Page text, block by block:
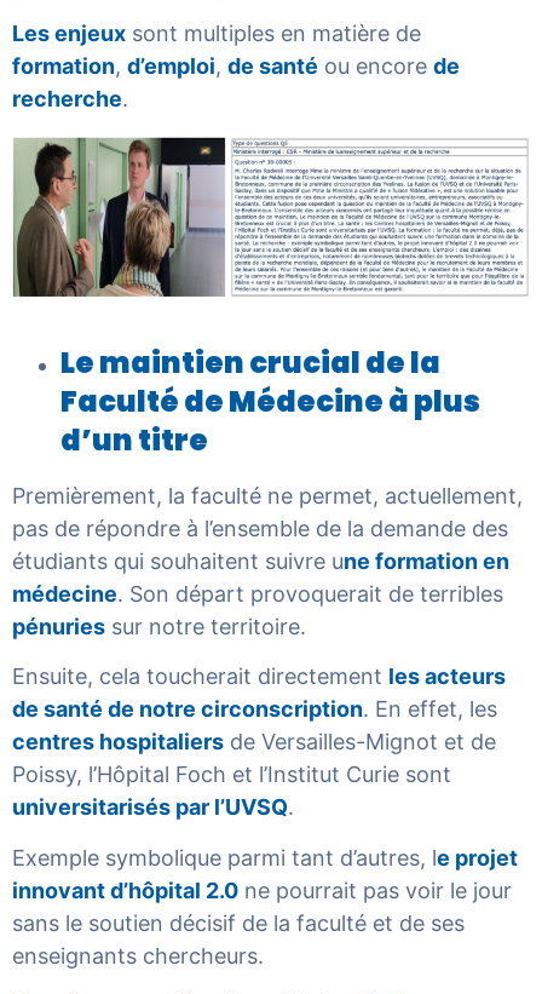
Les enjeux sont multiples en matière de
formation, d’emploi, de santé ou encore de
recherche.
Le maintien crucial de la
Faculté de Médecine à plus
d’un titre
Premièrement, la faculté ne permet, actuellement,
pas de répondre à l’ensemble de la demande des
étudiants qui souhaitent suivre une formation en
médecine. Son départ provoquerait de terribles
pénuries sur notre territoire.
Ensuite, cela toucherait directement les acteurs
de santé de notre circonscription. En effet, les
centres hospitaliers de Versailles-Mignot et de
Poissy, l’Hôpital Foch et l’Institut Curie sont
universitarisés par l’UVSQ.
Exemple symbolique parmi tant d’autres, le projet
innovant d’hôpital 2.0 ne pourrait pas voir le jour
sans le soutien décisif de la faculté et de ses
enseignants chercheurs.